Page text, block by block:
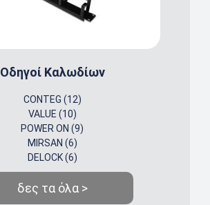
Οδηγοί Καλωδίων
CONTEG (12)
VALUE (10)
POWER ON (9)
MIRSAN (6)
DELOCK (6)
δες τα όλα >